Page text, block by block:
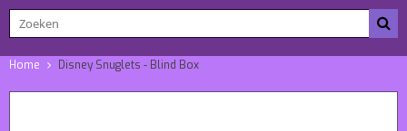
Home Disney Snuglets - Blind Box